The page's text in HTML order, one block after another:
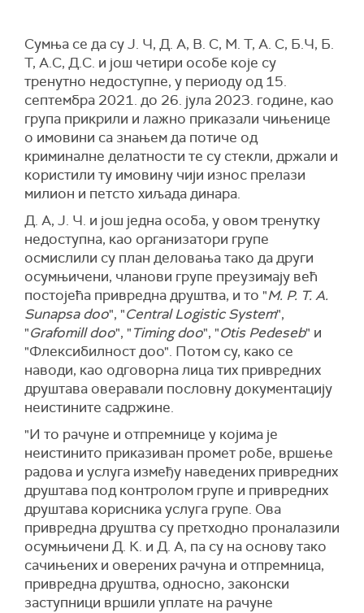
Сумња се да су Ј. Ч, Д. А, В. С, М. Т, А. С, Б.Ч, Б.
Т, А.С, Д.С. и још четири особе које су
тренутно недоступне, у периоду од 15.
септембра 2021. до 26. јула 2023. године, као
група прикрили и лажно приказали чињенице
о имовини са знањем да потиче од
криминалне делатности те су стекли, држали и
користили ту имовину чији износ прелази
милион и петсто хиљада динара.
Д. А, Ј. Ч. и још једна особа, у овом тренутку
недоступна, као организатори групе
осмислили су план деловања тако да други
осумњичени, чланови групе преузимају већ
постојећа привредна друштва, и то "М. P. Т. А.
Sunapsa doo", "Central Logistic System",
"Grafomill doo", "Timing doo", "Otis Pedeseb" и
"Флексибилност доо". Потом су, како се
наводи, као одговорна лица тих привредних
друштава оверавали пословну документацију
неистините садржине.
"И то рачуне и отпремнице у којима је
неистинито приказиван промет робе, вршење
радова и услуга између наведених привредних
друштава под контролом групе и привредних
друштава корисника услуга групе. Ова
привредна друштва су претходно проналазили
осумњичени Д. К. и Д. А, па су на основу тако
сачињених и оверених рачуна и отпремница,
привредна друштва, односно, законски
заступници вршили уплате на рачуне